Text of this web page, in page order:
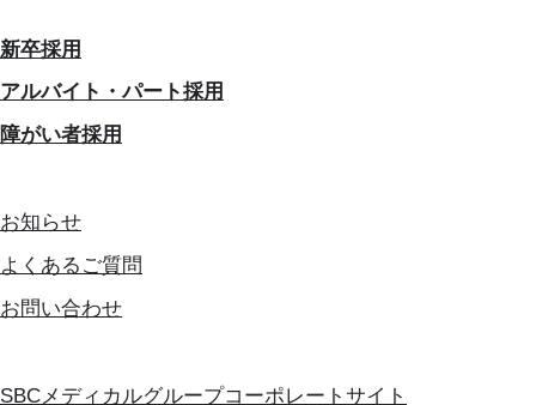
新卒採用
アルバイト・パート採用
障がい者採用
お知らせ
よくあるご質問
お問い合わせ
SBCメディカルグループコーポレートサイト